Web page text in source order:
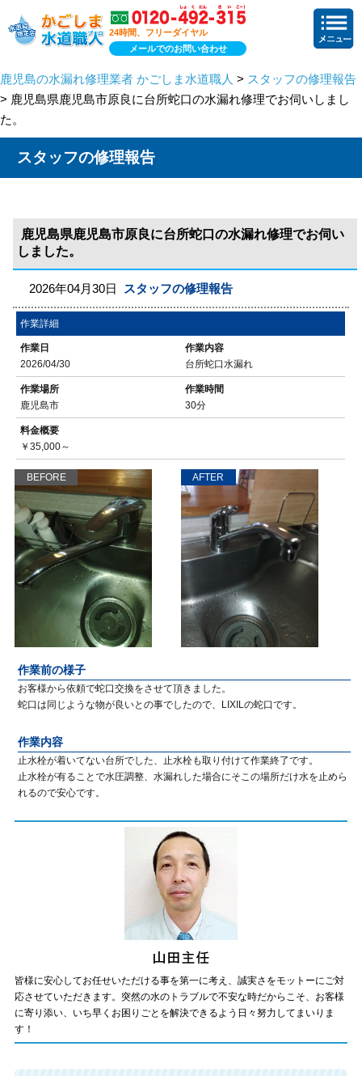
24時間、フリーダイヤル
メールでのお問い合わせ
鹿児島の水漏れ修理業者 かごしま水道職人 > スタッフの修理報告
> 鹿児島県鹿児島市原良に台所蛇口の水漏れ修理でお伺いしまし
た。
スタッフの修理報告
鹿児島県鹿児島市原良に台所蛇口の水漏れ修理でお伺い
しました。
2026年04月30日 スタッフの修理報告
作業詳細
作業日
2026/04/30
作業内容
台所蛇口水漏れ
作業場所
鹿児島市
作業時間
30分
料金概要
￥35,000～
BEFORE AFTER
作業前の様子
お客様から依頼で蛇口交換をさせて頂きました。
蛇口は同じような物が良いとの事でしたので、LIXILの蛇口です。
作業内容
止水栓が着いてない台所でした、止水栓も取り付けて作業終了です。
止水栓が有ることで水圧調整、水漏れした場合にそこの場所だけ水を止めら
れるので安心です。
皆様に安心してお任せいただける事を第一に考え、誠実さをモットーにご対
応させていただきます。突然の水のトラブルで不安な時だからこそ、お客様
に寄り添い、いち早くお困りごとを解決できるよう日々努力してまいりま
す！